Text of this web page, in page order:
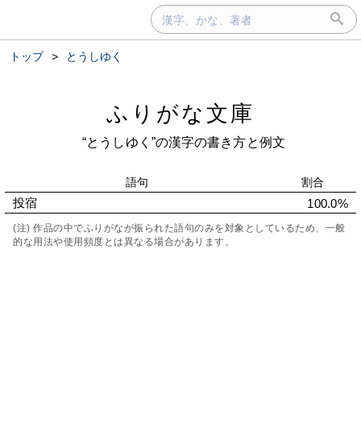
トップ > とうしゆく
ふりがな文庫
“とうしゆく”の漢字の書き方と例文
語句 割合
投宿 100.0%
(注) 作品の中でふりがなが振られた語句のみを対象としているため、一般
的な用法や使用頻度とは異なる場合があります。